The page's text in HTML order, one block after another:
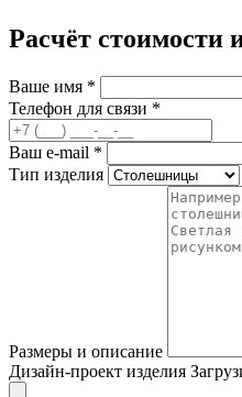
Расчёт стоимости
Ваше имя *
Телефон для связи *
Ваш e-mail *
Тип изделия
Размеры и описание
Дизайн-проект изделия